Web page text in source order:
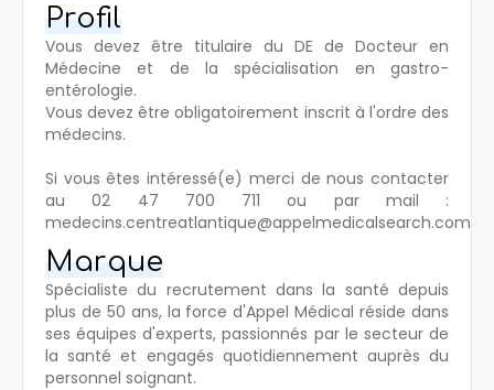
Profil
Vous devez être titulaire du DE de Docteur en
Médecine et de la spécialisation en gastro-
entérologie.
Vous devez être obligatoirement inscrit à l'ordre des
médecins.
Si vous êtes intéressé(e) merci de nous contacter
au 02 47 700 711 ou par mail :
medecins.centreatlantique@appelmedicalsearch.com
Marque
Spécialiste du recrutement dans la santé depuis
plus de 50 ans, la force d'Appel Médical réside dans
ses équipes d'experts, passionnés par le secteur de
la santé et engagés quotidiennement auprès du
personnel soignant.